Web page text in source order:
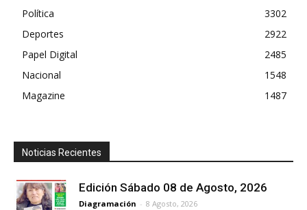
Política
3302
Deportes
2922
Papel Digital
2485
Nacional
1548
Magazine
1487
Noticias Recientes
Edición Sábado 08 de Agosto, 2026
Diagramación - 8 Agosto, 2026